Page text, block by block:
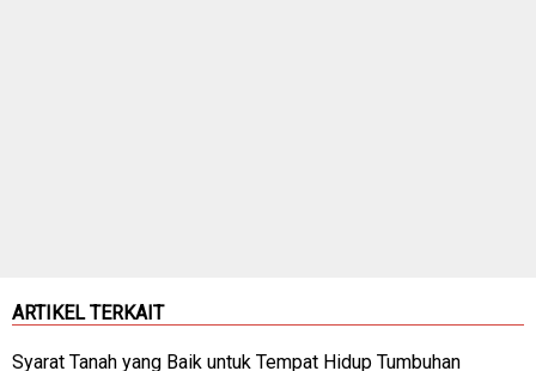
ARTIKEL TERKAIT
Syarat Tanah yang Baik untuk Tempat Hidup Tumbuhan